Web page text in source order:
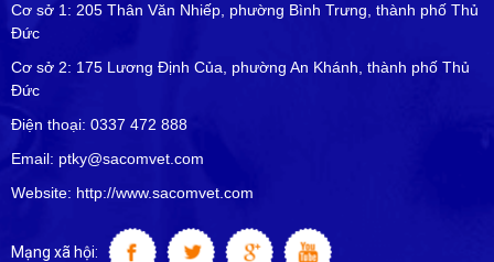
Cơ sở 1: 205 Thân Văn Nhiếp, phường Bình Trưng, thành phố Thủ
Đức
Cơ sở 2: 175 Lương Định Của, phường An Khánh, thành phố Thủ
Đức
Điện thoại: 0337 472 888
Email: ptky@sacomvet.com
Website: http://www.sacomvet.com
Mạng xã hội: